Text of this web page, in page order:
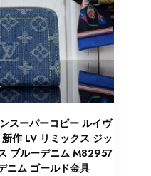
スーパーコピー ルイヴ
作 LV リミックス ジッ
ブルーデニム M82957
ニム ゴールド金具